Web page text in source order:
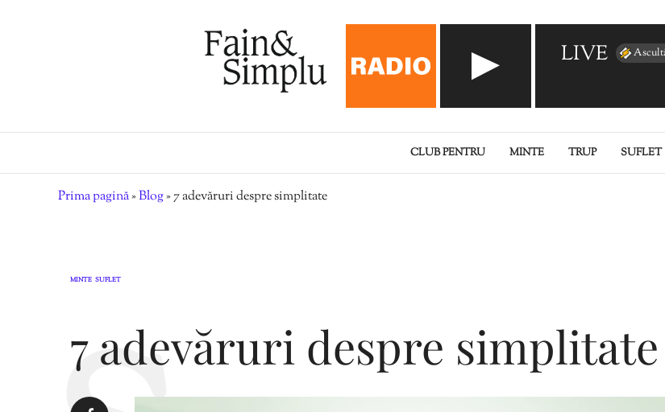
LIVE
CLUB PENTRU MINTE TRUP SUFLET
Prima pagină»Blog»7 adevăruri despre simplitate
MINTE SUFLET
7 adevăruri despre simplitate